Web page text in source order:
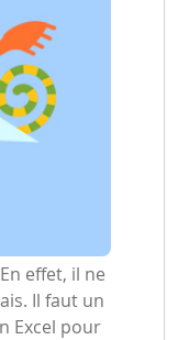
effet, il ne
Il faut un
Excel pour